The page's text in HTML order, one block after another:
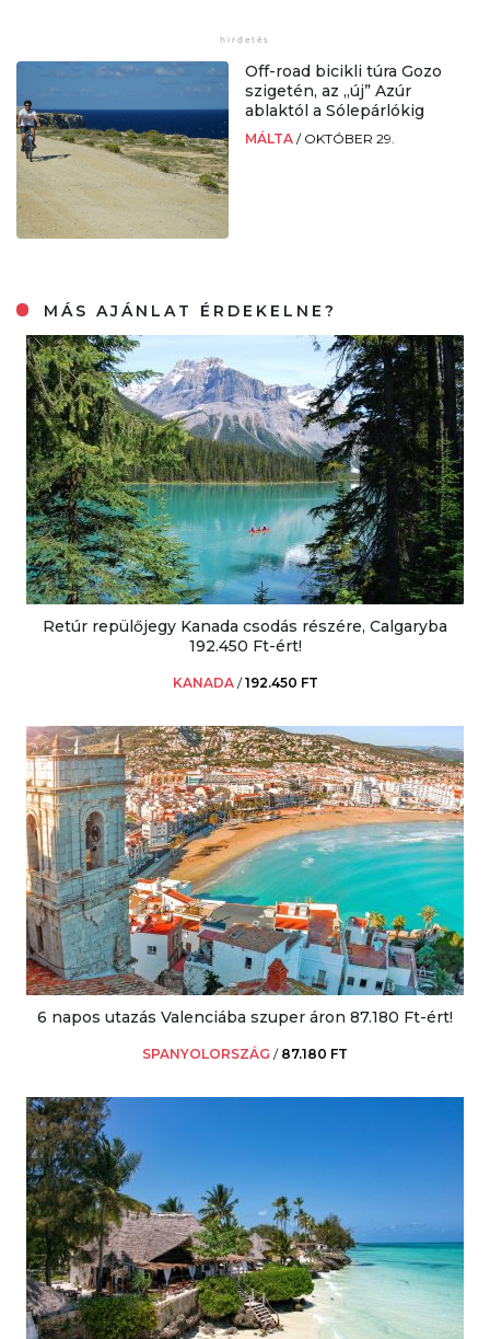
Off-road bicikli túra Gozo
szigetén, az „új” Azúr
ablaktól a Sólepárlókig
MÁLTA / OKTÓBER 29.
MÁS AJÁNLAT ÉRDEKELNE?
Retúr repülőjegy Kanada csodás részére, Calgaryba
192.450 Ft-ért!
KANADA /192.450 FT
6 napos utazás Valenciába szuper áron 87.180 Ft-ért!
SPANYOLORSZÁG / 87.180 FT